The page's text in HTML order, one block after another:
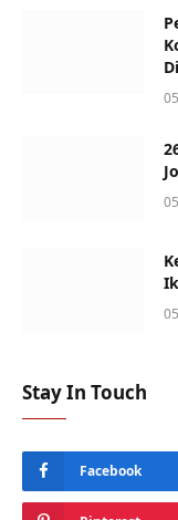
Stay In Touch
Facebook